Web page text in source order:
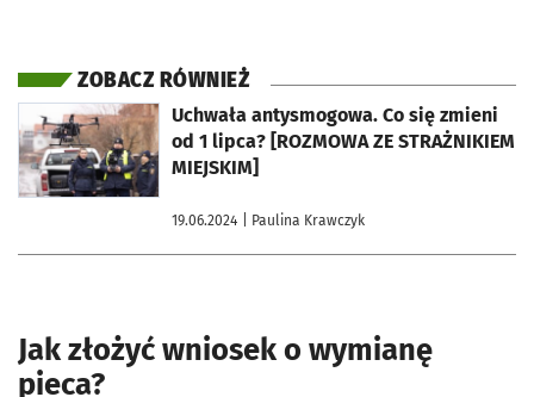
ZOBACZ RÓWNIEŻ
Uchwała antysmogowa. Co się zmieni
od 1 lipca? [ROZMOWA ZE STRAŻNIKIEM
MIEJSKIM]
19.06.2024 | Paulina Krawczyk
otworzy się w nowej karcie
Jak złożyć wniosek o wymianę
pieca?